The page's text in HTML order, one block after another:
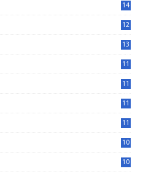
14
12
13
11
11
11
11
10
10